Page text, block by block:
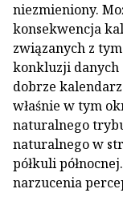
niezmieniony.
konsekwencja
związanych z
konkluzji danych
dobrze
właśnie w tym
naturalnego
naturalnego w
półkuli
narzucenia